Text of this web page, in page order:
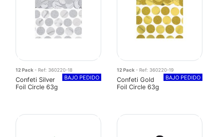
12 Pack - Ref: 360220-18
BAJO PEDIDO
Confeti Silver
Foil Circle 63g
12 Pack - Ref: 360220-19
BAJO PEDIDO
Confeti Gold
Foil Circle 63g